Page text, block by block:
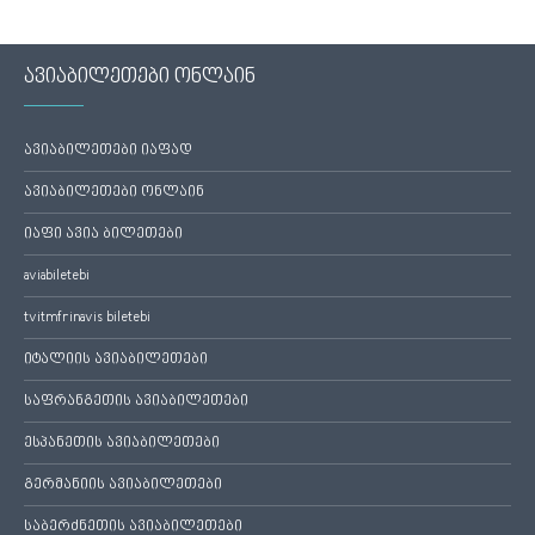
ავიაბილეთები ონლაინ
ავიაბილეთები იაფად
ავიაბილეთები ონლაინ
იაფი ავია ბილეთები
aviabiletebi
tvitmfrinavis biletebi
იტალიის ავიაბილეთები
საფრანგეთის ავიაბილეთები
ესპანეთის ავიაბილეთები
გერმანიის ავიაბილეთები
საბერძნეთის ავიაბილეთები